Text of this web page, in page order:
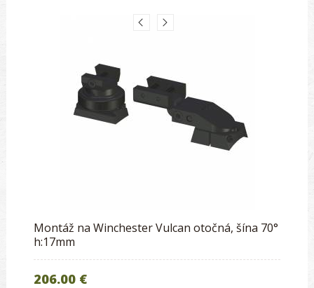
Montáž na Winchester Vulcan otočná, šína 70°
h:17mm
206.00 €